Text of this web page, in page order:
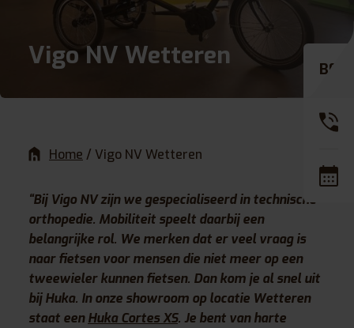
Vigo NV Wetteren
Home / Vigo NV Wetteren
“Bij Vigo NVzijn we gespecialiseerd in technische
orthopedie. Mobiliteit speelt daarbij een
belangrijke rol. We merken dat er veel vraag is
naar fietsen voor mensen die niet meer op een
tweewieler kunnen fietsen. Dan kom je al snel uit
bijHuka. In onze showroom op locatie Wetteren
staat eenHuka Cortes XS. Je bent van harte
BE